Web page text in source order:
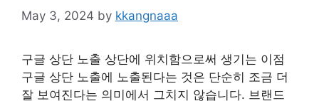
May 3, 2024 by kkangnaaa
구글 상단 노출 상단에 위치함으로써 생기는 이점
구글 상단 노출에 노출된다는 것은 단순히 조금 더
잘 보여진다는 의미에서 그치지 않습니다. 브랜드